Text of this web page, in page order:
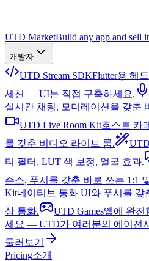
UTD MarketBuild any app and sell
개발자
UTD Stream SDKFlutter용 헤
세션 — UI는 직접 구축하세요.
실시간 채팅, 모더레이션을 갖춘
UTD Live Room Kit호스트 카
를 갖춘 비디오 라이브 룸.
티 필터, LUT 색 보정, 얼굴 효과.
즌스, 푸시를 갖춘 바로 쓰는 1:1
Kit네이티브 통화 UI와 푸시를 갖
상 통화.
UTD Games앱에 완전
세요 — UTD가 여러분의 에이전
둘러보기
Pricing소개